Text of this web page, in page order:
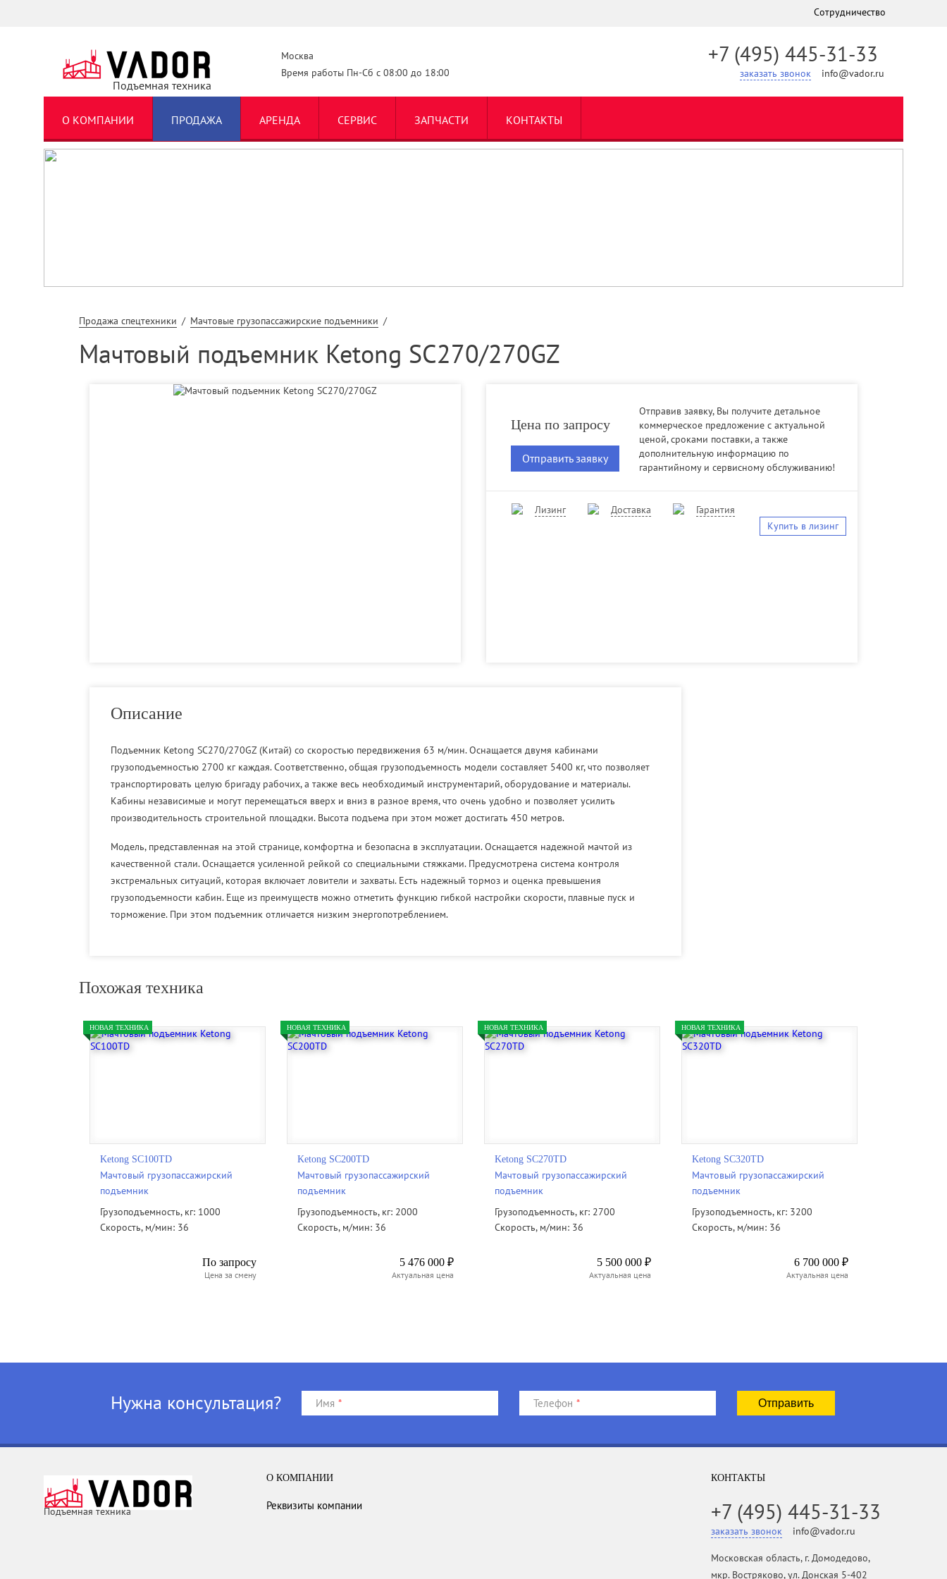
Сотрудничество
Подъемная техника
Москва
Время работы Пн-Сб с 08:00 до 18:00
+7 (495) 445-31-33
заказать звонок info@vador.ru
О КОМПАНИИ ПРОДАЖА АРЕНДА СЕРВИС ЗАПЧАСТИ КОНТАКТЫ
Продажа спецтехники / Мачтовые грузопассажирские подъемники /
Мачтовый подъемник Ketong SC270/270GZ
Отправив заявку, Вы получите детальное
коммерческое предложение с актуальной
ценой, сроками поставки, а также
дополнительную информацию по
гарантийному и сервисному обслуживанию!
Цена по запросу
Отправить заявку
Лизинг Доставка
Гарантия
Купить в лизинг
Описание
Подъемник Ketong SC270/270GZ (Китай) со скоростью передвижения 63 м/мин. Оснащается двумя кабинами
грузоподъемностью 2700 кг каждая. Соответственно, общая грузоподъемность модели составляет 5400 кг, что позволяет
транспортировать целую бригаду рабочих, а также весь необходимый инструментарий, оборудование и материалы.
Кабины независимые и могут перемещаться вверх и вниз в разное время, что очень удобно и позволяет усилить
производительность строительной площадки. Высота подъема при этом может достигать 450 метров.
Модель, представленная на этой странице, комфортна и безопасна в эксплуатации. Оснащается надежной мачтой из
качественной стали. Оснащается усиленной рейкой со специальными стяжками. Предусмотрена система контроля
экстремальных ситуаций, которая включает ловители и захваты. Есть надежный тормоз и оценка превышения
грузоподъемности кабин. Еще из преимуществ можно отметить функцию гибкой настройки скорости, плавные пуск и
торможение. При этом подъемник отличается низким энергопотреблением.
Похожая техника
НОВАЯ ТЕХНИКА
Ketong SC100TD
Мачтовый грузопассажирский
подъемник
Грузоподъемность, кг: 1000
Скорость, м/мин: 36
По запросу
Цена за смену
НОВАЯ ТЕХНИКА
Ketong SC200TD
Мачтовый грузопассажирский
подъемник
Грузоподъемность, кг: 2000
Скорость, м/мин: 36
5 476 000 ₽
Актуальная цена
НОВАЯ ТЕХНИКА
Ketong SC270TD
Мачтовый грузопассажирский
подъемник
Грузоподъемность, кг: 2700
Скорость, м/мин: 36
5 500 000 ₽
Актуальная цена
НОВАЯ ТЕХНИКА
Ketong SC320TD
Мачтовый грузопассажирский
подъемник
Грузоподъемность, кг: 3200
Скорость, м/мин: 36
6 700 000 ₽
Актуальная цена
Нужна консультация? Имя * Телефон *
Подъемная техника
О КОМПАНИИ
Реквизиты компании
КОНТАКТЫ
+7 (495) 445-31-33
заказать звонок info@vador.ru
Московская область, г. Домодедово,
мкр. Востряково, ул. Донская 5-402